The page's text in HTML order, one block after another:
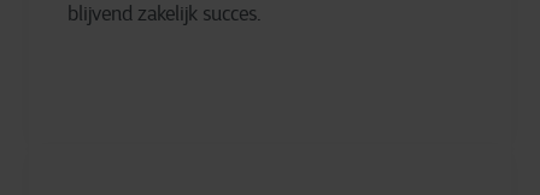
blijvend zakelijk succes.